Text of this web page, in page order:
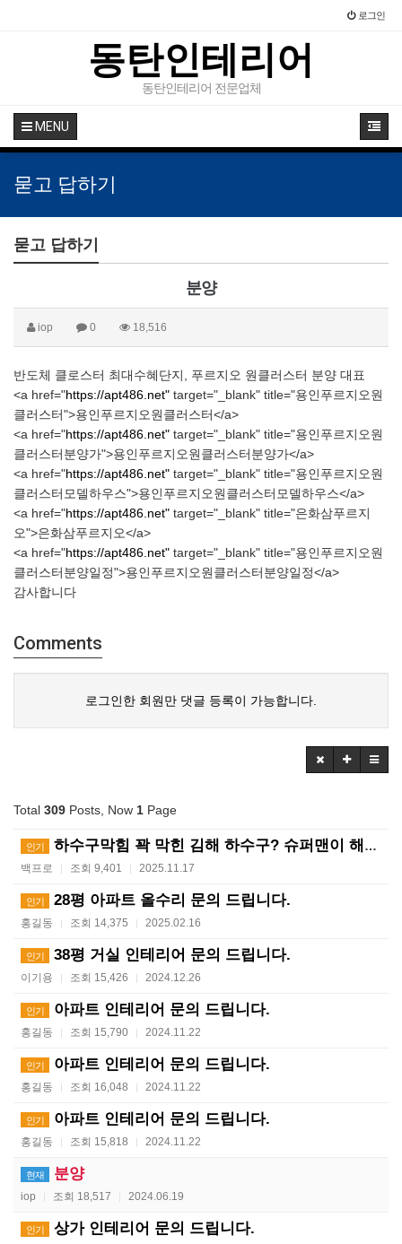
로그인
동탄인테리어
동탄인테리어 전문업체
MENU
묻고 답하기
묻고 답하기
분양
iop 0 18,516
반도체 클로스터 최대수혜단지, 푸르지오 원클러스터 분양 대표
<a href="https://apt486.net" target="_blank" title="용인푸르지오원
클러스터">용인푸르지오원클러스터</a>
<a href="https://apt486.net" target="_blank" title="용인푸르지오원
클러스터분양가">용인푸르지오원클러스터분양가</a>
<a href="https://apt486.net" target="_blank" title="용인푸르지오원
클러스터모델하우스">용인푸르지오원클러스터모델하우스</a>
<a href="https://apt486.net" target="_blank" title="은화삼푸르지
오">은화삼푸르지오</a>
<a href="https://apt486.net" target="_blank" title="용인푸르지오원
클러스터분양일정">용인푸르지오원클러스터분양일정</a>
감사합니다
Comments
로그인한 회원만 댓글 등록이 가능합니다.
Total 309 Posts, Now 1 Page
인기 하수구막힘 꽉 막힌 김해 하수구? 슈퍼맨이 해결사! ?…
백프로 | 조회 9,401 | 2025.11.17
인기 28평 아파트 올수리 문의 드립니다.
홍길동 | 조회 14,375 | 2025.02.16
인기 38평 거실 인테리어 문의 드립니다.
이기용 | 조회 15,426 | 2024.12.26
인기 아파트 인테리어 문의 드립니다.
홍길동 | 조회 15,790 | 2024.11.22
인기 아파트 인테리어 문의 드립니다.
홍길동 | 조회 16,048 | 2024.11.22
인기 아파트 인테리어 문의 드립니다.
홍길동 | 조회 15,818 | 2024.11.22
현재 분양
iop | 조회 18,517 | 2024.06.19
인기 상가 인테리어 문의 드립니다.